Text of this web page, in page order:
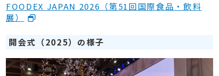
FOODEX JAPAN 2026（第51回国際食品・飲料
展）
開会式（2025）の様子